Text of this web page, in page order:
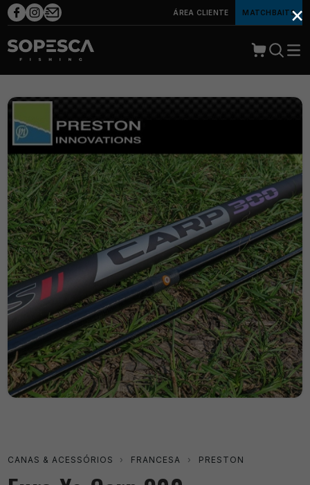
ÁREA CLIENTE MATCHBAITS
CANAS & ACESSÓRIOS › FRANCESA › PRESTON
×